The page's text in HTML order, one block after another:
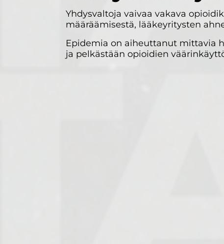
Yhdysvaltoja vaivaa vakava
määräämisestä, lääkeyritysten
Epidemia on aiheuttanut mittavia
ja pelkästään opioidien